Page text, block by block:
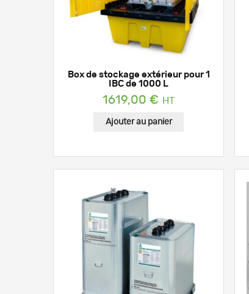
Box de stockage extérieur pour 1
IBC de 1000 L
1619,00 €
Ajouter au panier